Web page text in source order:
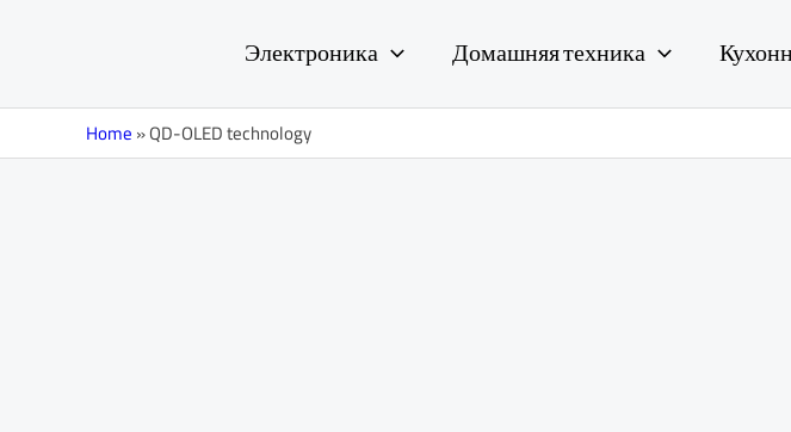
Электроника Домашняя техника
Home»QD-OLED technology